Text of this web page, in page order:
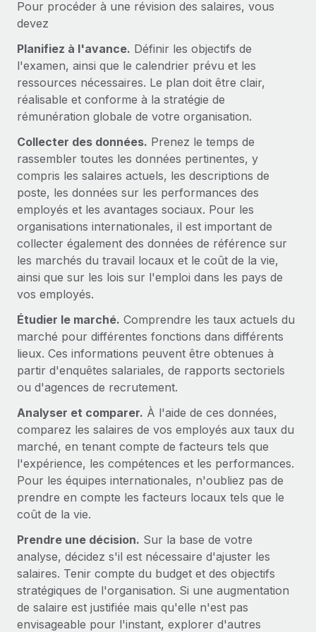
Création d’entité
Établissez des entités rapidement et en toute
conformité
Mobilité et déménagement international
Organisez facilement le déménagement de vos
employés
Avantages sociaux
Gérez facilement les avantages sociaux
Intégration Remote x BambooHR : du local à
l’international, le recrutement sans changer de
Impact Les clients BambooHR peuvent désormais
embaucher et gérer les employés internationaux...
En savoir plus
BLOG
Mises à jour des produits de Remote :
Intégrations Gusto et Xero et Gestion des
freelances Plus
Remote a toujours pour mission d'aider les entreprises de
toute taille à embaucher, gérer et payer...
En savoir plus
Comment Phiture gère ses 55 employés
répartis dans 19 pays grâce à Remote
Phiture, un leader notable du conseil en matière de
croissance mobile internationale, encourage les...
En savoir plus
Pour procéder à une révision des salaires, vous
devez
Planifiez à l'avance. Définir les objectifs de
l'examen, ainsi que le calendrier prévu et les
ressources nécessaires. Le plan doit être clair,
réalisable et conforme à la stratégie de
rémunération globale de votre organisation.
Collecter des données. Prenez le temps de
rassembler toutes les données pertinentes, y
compris les salaires actuels, les descriptions de
poste, les données sur les performances des
employés et les avantages sociaux. Pour les
organisations internationales, il est important de
collecter également des données de référence sur
les marchés du travail locaux et le coût de la vie,
ainsi que sur les lois sur l'emploi dans les pays de
vos employés.
Étudier le marché. Comprendre les taux actuels du
marché pour différentes fonctions dans différents
lieux. Ces informations peuvent être obtenues à
partir d'enquêtes salariales, de rapports sectoriels
ou d'agences de recrutement.
Analyser et comparer. À l'aide de ces données,
comparez les salaires de vos employés aux taux du
marché, en tenant compte de facteurs tels que
l'expérience, les compétences et les performances.
Pour les équipes internationales, n'oubliez pas de
prendre en compte les facteurs locaux tels que le
coût de la vie.
Prendre une décision. Sur la base de votre
analyse, décidez s'il est nécessaire d'ajuster les
salaires. Tenir compte du budget et des objectifs
stratégiques de l'organisation. Si une augmentation
de salaire est justifiée mais qu'elle n'est pas
envisageable pour l'instant, explorer d'autres